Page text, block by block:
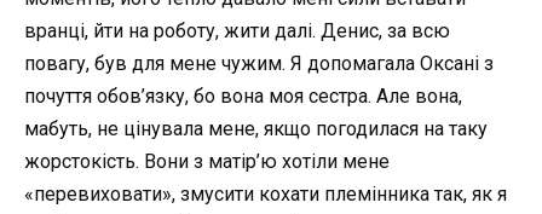
вранці, йти на роботу, жити далі. Денис, за всю
повагу, був для мене чужим. Я допомагала Оксані з
почуття обов’язку, бо вона моя сестра. Але вона,
мабуть, не цінувала мене, якщо погодилася на таку
жорстокість. Вони з матір’ю хотіли мене
«перевиховати», змусити кохати племінника так, як я